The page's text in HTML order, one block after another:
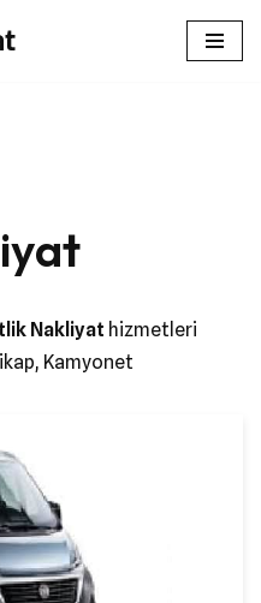
Nakliyat hizmetleri
Kamyonet